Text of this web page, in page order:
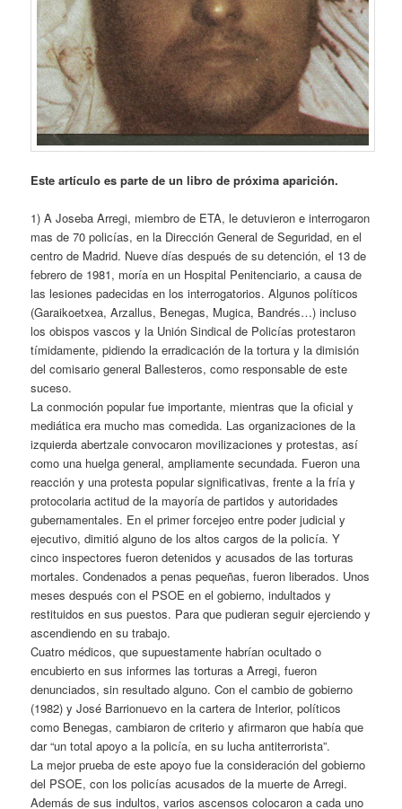
Este artículo es parte de un libro de próxima aparición.
1) A Joseba Arregi, miembro de ETA, le detuvieron e interrogaron
mas de 70 policías, en la Dirección General de Seguridad, en el
centro de Madrid. Nueve días después de su detención, el 13 de
febrero de 1981, moría en un Hospital Penitenciario, a causa de
las lesiones padecidas en los interrogatorios. Algunos políticos
(Garaikoetxea, Arzallus, Benegas, Mugica, Bandrés…) incluso
los obispos vascos y la Unión Sindical de Policías protestaron
tímidamente, pidiendo la erradicación de la tortura y la dimisión
del comisario general Ballesteros, como responsable de este
suceso.
La conmoción popular fue importante, mientras que la oficial y
mediática era mucho mas comedida. Las organizaciones de la
izquierda abertzale convocaron movilizaciones y protestas, así
como una huelga general, ampliamente secundada. Fueron una
reacción y una protesta popular significativas, frente a la fría y
protocolaria actitud de la mayoría de partidos y autoridades
gubernamentales. En el primer forcejeo entre poder judicial y
ejecutivo, dimitió alguno de los altos cargos de la policía. Y
cinco inspectores fueron detenidos y acusados de las torturas
mortales. Condenados a penas pequeñas, fueron liberados. Unos
meses después con el PSOE en el gobierno, indultados y
restituidos en sus puestos. Para que pudieran seguir ejerciendo y
ascendiendo en su trabajo.
Cuatro médicos, que supuestamente habrían ocultado o
encubierto en sus informes las torturas a Arregi, fueron
denunciados, sin resultado alguno. Con el cambio de gobierno
(1982) y José Barrionuevo en la cartera de Interior, políticos
como Benegas, cambiaron de criterio y afirmaron que había que
dar “un total apoyo a la policía, en su lucha antiterrorista”.
La mejor prueba de este apoyo fue la consideración del gobierno
del PSOE, con los policías acusados de la muerte de Arregi.
Además de sus indultos, varios ascensos colocaron a cada uno